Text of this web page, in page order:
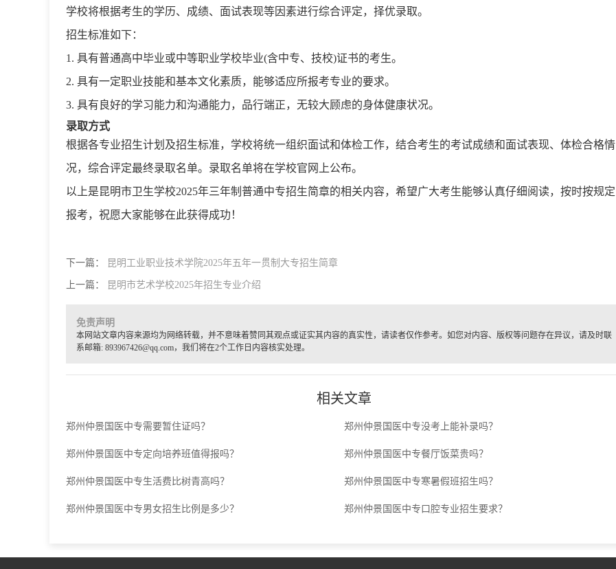
学校将根据考生的学历、成绩、面试表现等因素进行综合评定，择优录取。
招生标准如下：
1. 具有普通高中毕业或中等职业学校毕业(含中专、技校)证书的考生。
2. 具有一定职业技能和基本文化素质，能够适应所报考专业的要求。
3. 具有良好的学习能力和沟通能力，品行端正，无较大顾虑的身体健康状况。
录取方式
根据各专业招生计划及招生标准，学校将统一组织面试和体检工作，结合考生的考试成绩和面试表现、体检合格情
况，综合评定最终录取名单。录取名单将在学校官网上公布。
以上是昆明市卫生学校2025年三年制普通中专招生简章的相关内容，希望广大考生能够认真仔细阅读，按时按规定
报考，祝愿大家能够在此获得成功！
下一篇： 昆明工业职业技术学院2025年五年一贯制大专招生简章
上一篇： 昆明市艺术学校2025年招生专业介绍
免责声明
本网站文章内容来源均为网络转载，并不意味着赞同其观点或证实其内容的真实性，请读者仅作参考。如您对内容、版权等问题存在异议，请及时联
系邮箱: 893967426@qq.com，我们将在2个工作日内容核实处理。
相关文章
郑州仲景国医中专需要暂住证吗？ 郑州仲景国医中专没考上能补录吗？
郑州仲景国医中专定向培养班值得报吗？ 郑州仲景国医中专餐厅饭菜贵吗？
郑州仲景国医中专生活费比树青高吗？ 郑州仲景国医中专寒暑假班招生吗？
郑州仲景国医中专男女招生比例是多少？ 郑州仲景国医中专口腔专业招生要求？